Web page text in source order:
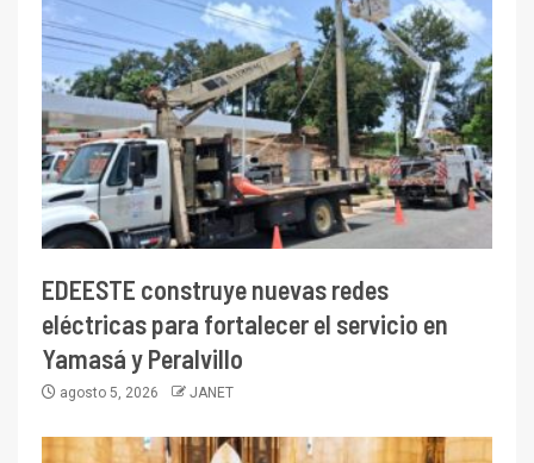
EDEESTE construye nuevas redes
eléctricas para fortalecer el servicio en
Yamasá y Peralvillo
agosto 5, 2026 JANET